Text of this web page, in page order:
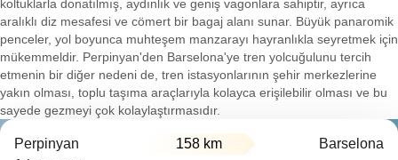
koltuklarla donatılmış, aydınlık ve geniş vagonlara sahiptir, ayrıca
aralıklı diz mesafesi ve cömert bir bagaj alanı sunar. Büyük panaromik
penceler, yol boyunca muhteşem manzarayı hayranlıkla seyretmek için
mükemmeldir. Perpinyan'den Barselona'ye tren yolcuğulunu tercih
etmenin bir diğer nedeni de, tren istasyonlarının şehir merkezlerine
yakın olması, toplu taşıma araçlarıyla kolayca erişilebilir olması ve bu
sayede gezmeyi çok kolaylaştırmasıdır.
Perpinyan 158 km Barselona